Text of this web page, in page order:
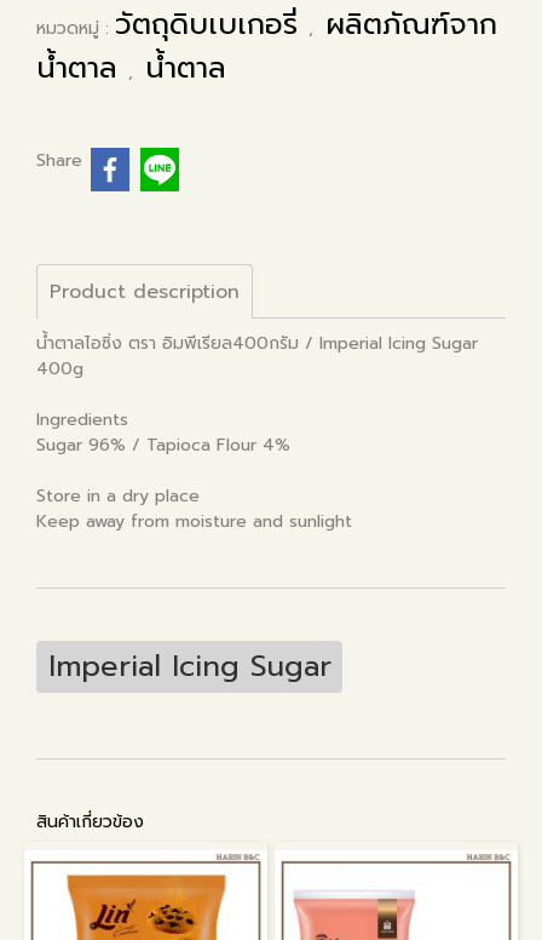
หมวดหมู่ : วัตถุดิบเบเกอรี่ ,
ผลิตภัณฑ์จาก
น้ำตาล , น้ำตาล
Share
Product description
น้ำตาลไอซิ่ง ตรา อิมพีเรียล400กรัม / Imperial Icing Sugar
400g
Ingredients
Sugar 96% / Tapioca Flour 4%
Store in a dry place
Keep away from moisture and sunlight
Imperial Icing Sugar
สินค้าเกี่ยวข้อง